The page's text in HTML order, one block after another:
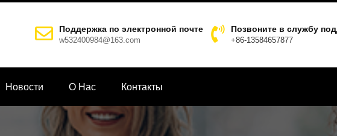
Поддержка по электронной почте
w532400984@163.com
Позвоните в службу
+86-13584657877
Новости О Hас Контакты